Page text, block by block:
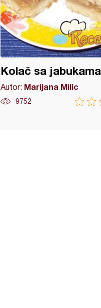
Kolač sa jabukama
Autor: Marijana Milic
9752